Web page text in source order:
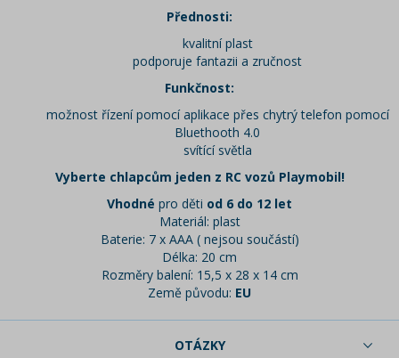
Přednosti:
kvalitní plast
podporuje fantazii a zručnost
Funkčnost:
možnost řízení pomocí aplikace přes chytrý telefon pomocí
Bluethooth 4.0
svítící světla
Vyberte chlapcům jeden z RC vozů Playmobil!
Vhodné pro děti od 6 do 12 let
Materiál: plast
Baterie: 7 x AAA ( nejsou součástí)
Délka: 20 cm
Rozměry balení: 15,5 x 28 x 14 cm
Země původu: EU
OTÁZKY